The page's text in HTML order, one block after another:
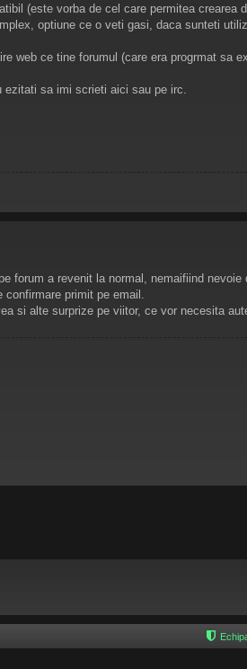
(este vorba de cel care permitea crearea
optiune ce o veti gasi, daca sunteti
web ce tine forumul (care era progrmat sa
sa imi scrieti aici sau pe irc.
forum a revenit la normal, nemaifiind
primit pe email.
si alte surprize pe viitor, ce vor necesita